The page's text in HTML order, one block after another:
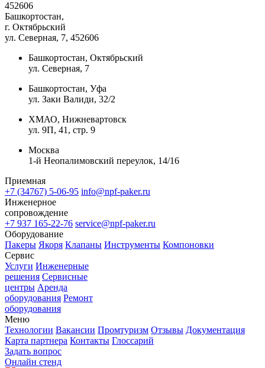
452606
Башкортостан,
г. Октябрьский
ул. Северная, 7, 452606
Башкортостан, Октябрьский
ул. Северная, 7
Башкортостан, Уфа
ул. Заки Валиди, 32/2
ХМАО, Нижневартовск
ул. 9П, 41, стр. 9
Москва
1-й Неопалимовский переулок, 14/16
Приемная
+7 (34767) 5-06-95 info@npf-paker.ru
Инженерное
сопровождение
+7 937 165-22-76 service@npf-paker.ru
Оборудование
Пакеры Якоря Клапаны Инструменты Компоновки
Сервис
Услуги Инженерные
решения Сервисные
центры Аренда
оборудования Ремонт
оборудования
Меню
Технологии Вакансии Промтуризм Отзывы Документация
Карта партнера Контакты Глоссарий
Задать вопрос
Онлайн стенд